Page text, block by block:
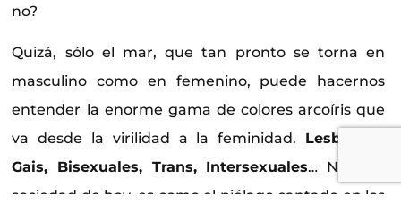
no?
Quizá, sólo el mar, que tan pronto se torna en
masculino como en femenino, puede hacernos
entender la enorme gama de colores arcoíris que
va desde la virilidad a la feminidad. Lesbianas,
Gais, Bisexuales, Trans, Intersexuales… Nuestra
sociedad de hoy, es como el piélago cantado en los